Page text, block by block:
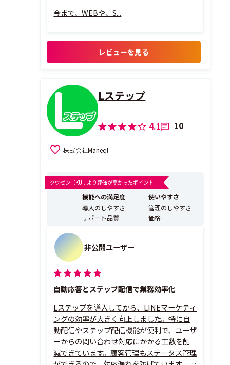
可能となります。
客もより高い満足度を得ることができるで
今まで、WEBや、S...
レビューを見る
Lステップ
4.1 10
株式会社Maneql
クウゼン（KU...より評価が高かったポイント
機能への満足度
使いやすさ
導入のしやすさ
管理のしやすさ
サポート品質
価格
非公開ユーザー
自動応答とステップ配信で業務効率化
Lステップを導入してから、LINEマーケティ
ングの効率が大きく向上しました。特に自
動配信やステップ配信機能が便利で、ユーザ
ーからの問い合わせ対応にかかる工数を削
減できています。顧客管理もステータス管理